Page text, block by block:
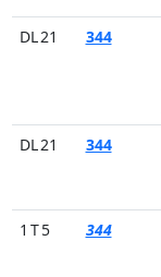
DL 21 344
DL 21
344
1 T 5 344